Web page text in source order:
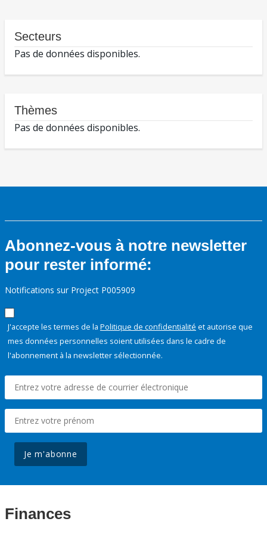
Secteurs
Pas de données disponibles.
Thèmes
Pas de données disponibles.
Abonnez-vous à notre newsletter
pour rester informé:
Notifications sur Project P005909
J'accepte les termes de la Politique de confidentialité et autorise que
mes données personnelles soient utilisées dans le cadre de
l'abonnement à la newsletter sélectionnée.
Je m'abonne
Finances